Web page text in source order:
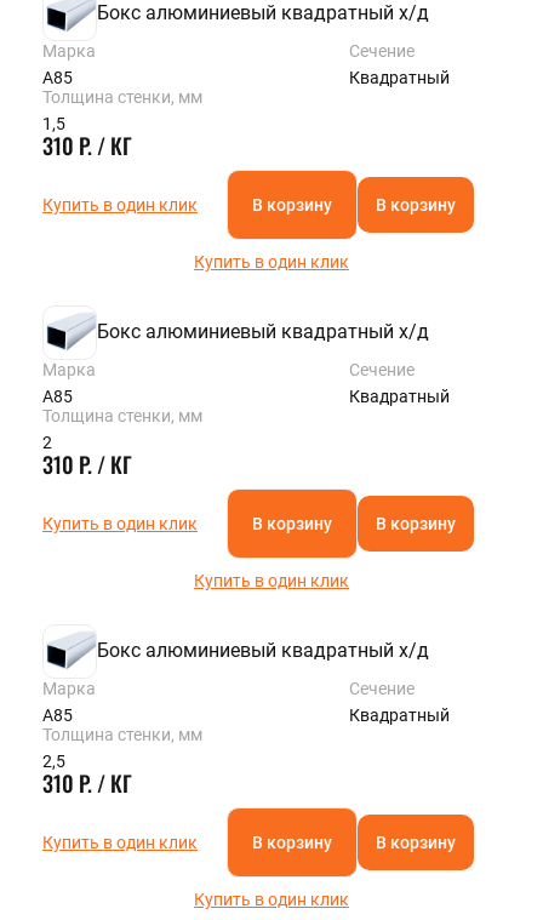
Бокс алюминиевый квадратный х/д
Марка
А85
Сечение
Квадратный
Толщина стенки, мм
1,5
310 Р. / КГ
Купить в один клик В корзину В корзину
Купить в один клик
Бокс алюминиевый квадратный х/д
Марка
А85
Сечение
Квадратный
Толщина стенки, мм
2
310 Р. / КГ
Купить в один клик В корзину В корзину
Купить в один клик
Бокс алюминиевый квадратный х/д
Марка
А85
Сечение
Квадратный
Толщина стенки, мм
2,5
310 Р. / КГ
Купить в один клик В корзину В корзину
Купить в один клик